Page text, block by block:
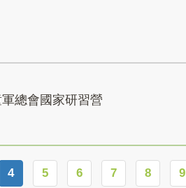
總會國家研習營
4 5 6 7 8 9